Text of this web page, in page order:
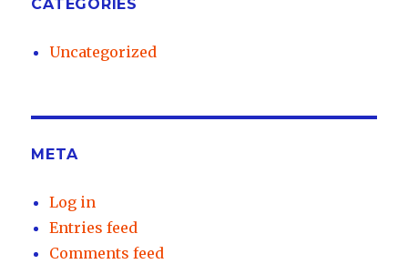
CATEGORIES
Uncategorized
META
Log in
Entries feed
Comments feed